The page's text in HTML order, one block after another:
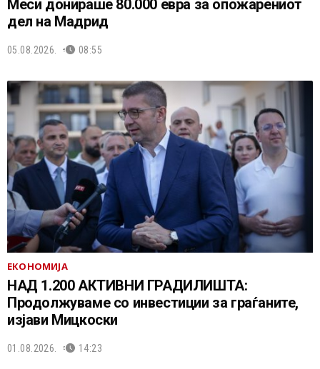
Меси донираше 80.000 евра за опожарениот
дел на Мадрид
05.08.2026. 08:55
ЕКОНОМИЈА
НАД 1.200 АКТИВНИ ГРАДИЛИШТА:
Продолжуваме со инвестиции за граѓаните,
изјави Мицкоски
01.08.2026. 14:23